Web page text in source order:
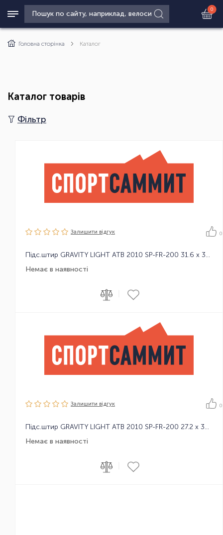
0
Головна сторінка Каталог
Каталог товарів
Фільтр
Залишити вiдгук 0
Підс.штир GRAVITY LIGHT ATB 2010 SP-FR-200 31.6 x 350mm
Немає в наявності
Залишити вiдгук 0
Підс.штир GRAVITY LIGHT ATB 2010 SP-FR-200 27.2 x 350mm
Немає в наявності